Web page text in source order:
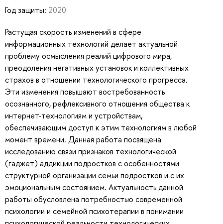
Год защиты: 2020
Растущая скорость изменений в сфере
информационных технологий делает актуальной
проблему осмысления реалий цифрового мира,
преодоления негативных установок и коллективных
страхов в отношении технологического прогресса.
Эти изменения повышают востребованность
осознанного, рефлексивного отношения общества к
интернет-технологиям и устройствам,
обеспечивающим доступ к этим технологиям в любой
момент времени. Данная работа посвящена
исследованию связи признаков технологической
(гаджет) аддикции подростков с особенностями
структурной организации семьи подростков и с их
эмоциональным состоянием. Актуальность данной
работы обусловлена потребностью современной
психологии и семейной психотерапии в понимании